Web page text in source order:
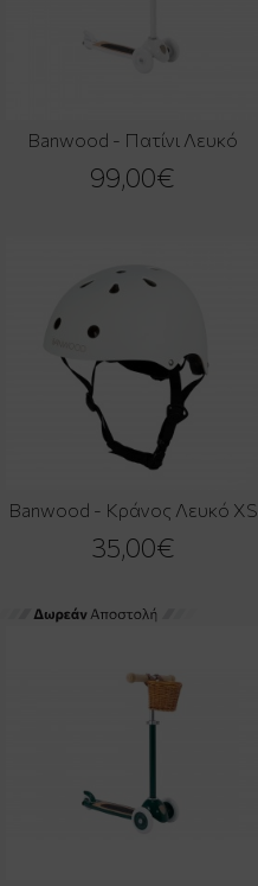
Banwood - Πατίνι Λευκό
99,00€
Banwood - Κράνος Λευκό XS
35,00€